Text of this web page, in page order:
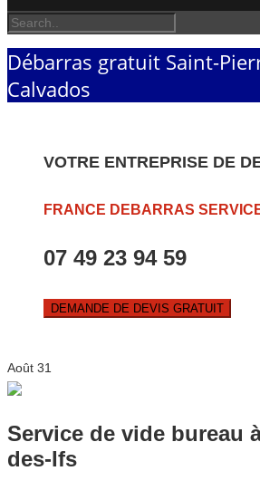
Débarras gratuit Saint-
Calvados
VOTRE ENTREPRISE DE
FRANCE DEBARRAS
07 49 23 94 59
DEMANDE DE DEVIS GRATUIT
Août 31
Service de vide bureau
des-Ifs